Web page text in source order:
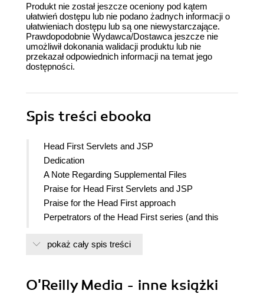
Produkt nie został jeszcze oceniony pod kątem
ułatwień dostępu lub nie podano żadnych informacji o
ułatwieniach dostępu lub są one niewystarczające.
Prawdopodobnie Wydawca/Dostawca jeszcze nie
umożliwił dokonania walidacji produktu lub nie
przekazał odpowiednich informacji na temat jego
dostępności.
Spis treści ebooka
Head First Servlets and JSP
Dedication
A Note Regarding Supplemental Files
Praise for Head First Servlets and JSP
Praise for the Head First approach
Perpetrators of the Head First series (and this
How to Use this Book: Intro
this book?
pokaż cały spis treści
O'Reilly Media - inne książki